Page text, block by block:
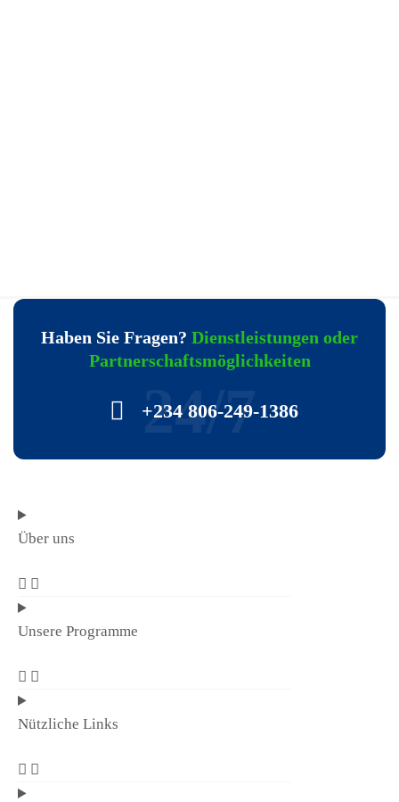
Haben Sie Fragen? Dienstleistungen oder
Partnerschaftsmöglichkeiten
+234 806-249-1386
24/7
Über uns
Unsere Programme
Nützliche Links